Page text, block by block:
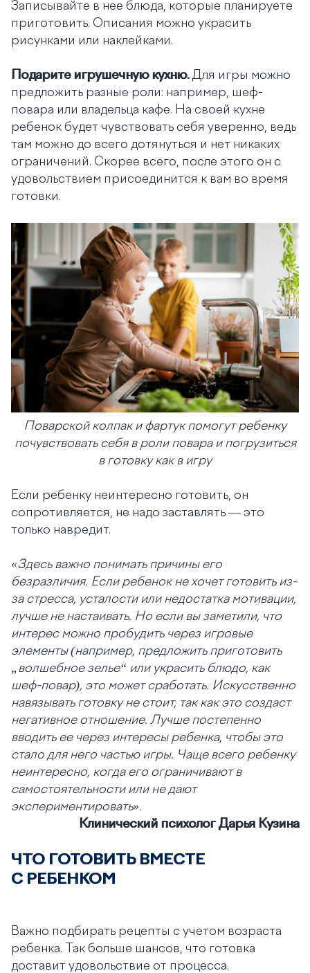
Записывайте в нее блюда, которые планируете
приготовить. Описания можно украсить
рисунками или наклейками.
Подарите игрушечную кухню.Для игры можно
предложить разные роли: например, шеф-
повара или владельца кафе. На своей кухне
ребенок будет чувствовать себя уверенно, ведь
там можно до всего дотянуться и нет никаких
ограничений. Скорее всего, после этого он с
удовольствием присоединится к вам во время
готовки.
Поварской колпак и фартук помогут ребенку
почувствовать себя в роли повара и погрузиться
в готовку как в игру
Если ребенку неинтересно готовить, он
сопротивляется, не надо заставлять — это
только навредит.
«Здесь важно понимать причины его
безразличия. Если ребенок не хочет готовить из-
за стресса, усталости или недостатка мотивации,
лучше не настаивать. Но если вы заметили, что
интерес можно пробудить через игровые
элементы (например, предложить приготовить
„волшебное зелье“ или украсить блюдо, как
шеф-повар), это может сработать. Искусственно
навязывать готовку не стоит, так как это создаст
негативное отношение. Лучше постепенно
вводить ее через интересы ребенка, чтобы это
стало для него частью игры. Чаще всего ребенку
неинтересно, когда его ограничивают в
самостоятельности или не дают
экспериментировать».
Клинический психолог Дарья Кузина
ЧТО ГОТОВИТЬ ВМЕСТЕ
С РЕБЕНКОМ
Важно подбирать рецепты с учетом возраста
ребенка. Так больше шансов, что готовка
доставит удовольствие от процесса.